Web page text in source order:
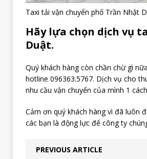
Taxi tải vận chuyển phố Trần Nhật
Hãy lựa chọn dịch vụ
Duật.
Quý khách hàng còn chần chừ gì
hotline 096363.5767. Dịch vụ cho
nhu cầu vận chuyển của mình 1
Cảm ơn quý khách hàng vì đã luôn
các bạn là động lực để công ty
PREVIOUS ARTICLE